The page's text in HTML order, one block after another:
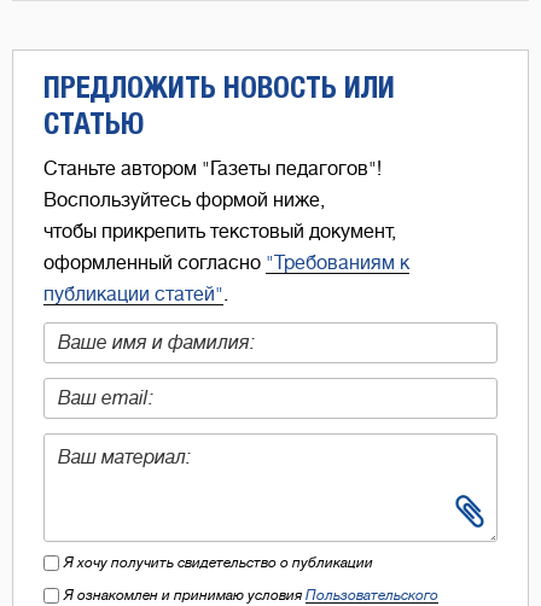
ПРЕДЛОЖИТЬ НОВОСТЬ ИЛИ
СТАТЬЮ
Станьте автором "Газеты педагогов"!
Воспользуйтесь формой ниже,
чтобы прикрепить текстовый документ,
оформленный согласно "Требованиям к
публикации статей".
Я хочу получить свидетельство о публикации
Я ознакомлен и принимаю условия Пользовательского